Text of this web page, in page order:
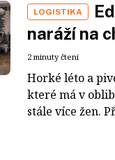
LOGISTIKA
naráží na
2 minuty čtení
Horké léto a
které má v
stále více žen.